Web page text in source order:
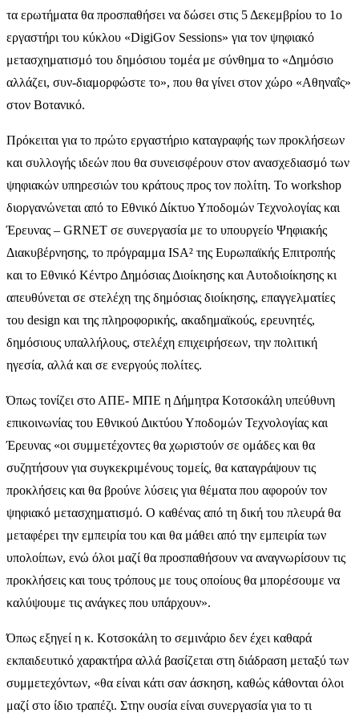
τα ερωτήματα θα προσπαθήσει να δώσει στις 5 Δεκεμβρίου το 1ο
εργαστήρι του κύκλου «DigiGov Sessions» για τον ψηφιακό
μετασχηματισμό του δημόσιου τομέα με σύνθημα το «Δημόσιο
αλλάζει, συν-διαμορφώστε το», που θα γίνει στον χώρο «Αθηναΐς»
στον Βοτανικό.
Πρόκειται για το πρώτο εργαστήριο καταγραφής των προκλήσεων
και συλλογής ιδεών που θα συνεισφέρουν στον ανασχεδιασμό των
ψηφιακών υπηρεσιών του κράτους προς τον πολίτη. To workshop
διοργανώνεται από το Εθνικό Δίκτυο Υποδομών Τεχνολογίας και
Έρευνας – GRNET σε συνεργασία με το υπουργείο Ψηφιακής
Διακυβέρνησης, το πρόγραμμα ISA² της Ευρωπαϊκής Επιτροπής
και το Εθνικό Κέντρο Δημόσιας Διοίκησης και Αυτοδιοίκησης κι
απευθύνεται σε στελέχη της δημόσιας διοίκησης, επαγγελματίες
του design και της πληροφορικής, ακαδημαϊκούς, ερευνητές,
δημόσιους υπαλλήλους, στελέχη επιχειρήσεων, την πολιτική
ηγεσία, αλλά και σε ενεργούς πολίτες.
Όπως τονίζει στο ΑΠΕ- ΜΠΕ η Δήμητρα Κοτσοκάλη υπεύθυνη
επικοινωνίας του Εθνικού Δικτύου Υποδομών Τεχνολογίας και
Έρευνας «οι συμμετέχοντες θα χωριστούν σε ομάδες και θα
συζητήσουν για συγκεκριμένους τομείς, θα καταγράψουν τις
προκλήσεις και θα βρούνε λύσεις για θέματα που αφορούν τον
ψηφιακό μετασχηματισμό. Ο καθένας από τη δική του πλευρά θα
μεταφέρει την εμπειρία του και θα μάθει από την εμπειρία των
υπολοίπων, ενώ όλοι μαζί θα προσπαθήσουν να αναγνωρίσουν τις
προκλήσεις και τους τρόπους με τους οποίους θα μπορέσουμε να
καλύψουμε τις ανάγκες που υπάρχουν».
Όπως εξηγεί η κ. Κοτσοκάλη το σεμινάριο δεν έχει καθαρά
εκπαιδευτικό χαρακτήρα αλλά βασίζεται στη διάδραση μεταξύ των
συμμετεχόντων, «θα είναι κάτι σαν άσκηση, καθώς κάθονται όλοι
μαζί στο ίδιο τραπέζι. Στην ουσία είναι συνεργασία για το τι